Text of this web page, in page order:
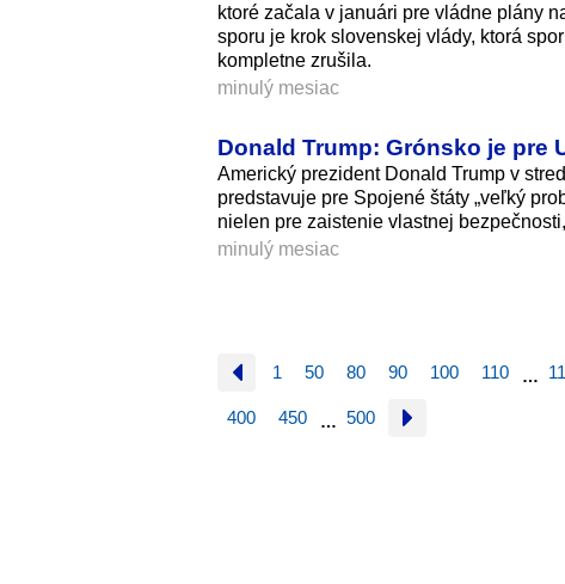
ktoré začala v januári pre vládne plány
sporu je krok slovenskej vlády, ktorá
kompletne zrušila.
minulý mesiac
Donald Trump: Grónsko je pre
Americký prezident Donald Trump v
predstavuje pre Spojené štáty „veľký
nielen pre zaistenie vlastnej
minulý mesiac
1 50 80 90 100 110 …
400 450 … 500